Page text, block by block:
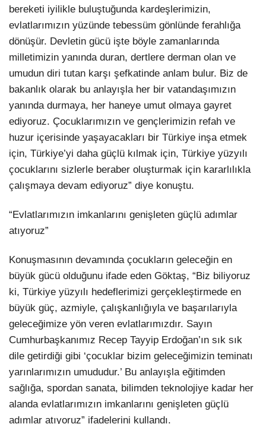
bereketi iyilikle buluştuğunda kardeşlerimizin,
evlatlarımızın yüzünde tebessüm gönlünde ferahlığa
dönüşür. Devletin gücü işte böyle zamanlarında
milletimizin yanında duran, dertlere derman olan ve
umudun diri tutan karşı şefkatinde anlam bulur. Biz de
bakanlık olarak bu anlayışla her bir vatandaşımızın
yanında durmaya, her haneye umut olmaya gayret
ediyoruz. Çocuklarımızın ve gençlerimizin refah ve
huzur içerisinde yaşayacakları bir Türkiye inşa etmek
için, Türkiye’yi daha güçlü kılmak için, Türkiye yüzyılı
çocuklarını sizlerle beraber oluşturmak için kararlılıkla
çalışmaya devam ediyoruz” diye konuştu.
“Evlatlarımızın imkanlarını genişleten güçlü adımlar
atıyoruz”
Konuşmasının devamında çocukların geleceğin en
büyük gücü olduğunu ifade eden Göktaş, “Biz biliyoruz
ki, Türkiye yüzyılı hedeflerimizi gerçekleştirmede en
büyük güç, azmiyle, çalışkanlığıyla ve başarılarıyla
geleceğimize yön veren evlatlarımızdır. Sayın
Cumhurbaşkanımız Recep Tayyip Erdoğan’ın sık sık
dile getirdiği gibi ‘çocuklar bizim geleceğimizin teminatı
yarınlarımızın umududur.’ Bu anlayışla eğitimden
sağlığa, spordan sanata, bilimden teknolojiye kadar her
alanda evlatlarımızın imkanlarını genişleten güçlü
adımlar atıyoruz” ifadelerini kullandı.